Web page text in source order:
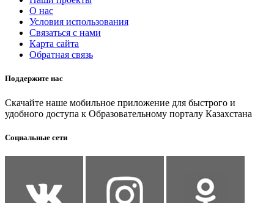
О нас
Условия использования
Связаться с нами
Карта сайта
Обратная связь
Поддержите нас
Скачайте наше мобильное приложение для быстрого и
удобного доступа к Образовательному порталу Казахстана
Социальные сети